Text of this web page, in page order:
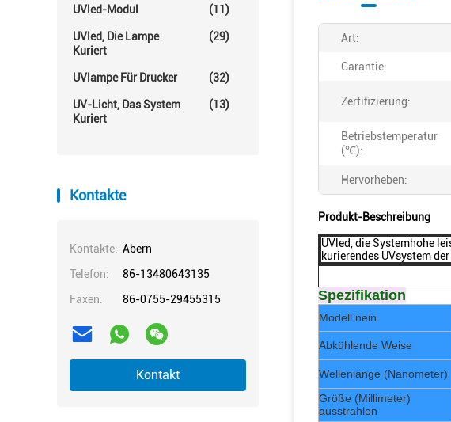
UVled-Modul (11)
UVled, Die Lampe
Kuriert
(29)
UVlampe Für Drucker (32)
UV-Licht, Das System
Kuriert
(13)
Kontakte
Kontakte: Abern
Telefon:
86-13480643135
Faxen:
86-0755-29455315
Kontakt
Art:
Garantie:
Zertifizierung:
Betriebstemperatur
(℃):
Hervorheben:
Produkt-Beschreibung
UVled, die Systemhohe
kurierendes UVsystem
Spezifikation
Modell nein.
Abkühlende Weise
Wellenlänge (Nanometer)
Größe (Millimeter)
ausstrahlen